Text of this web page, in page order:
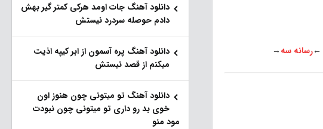
←رسانه سه→
دانلود آهنگ جات اومد هرکی کمتر گیر بهش
دادم حوصله سردرد نیستش
دانلود آهنگ پره آسمون از ابر کیپه اذیت
میکنم از قصد نیستش
دانلود آهنگ تو میتونی چون هنوز اون
خوی بد رو داری تو میتونی چون نبودت
مود منو